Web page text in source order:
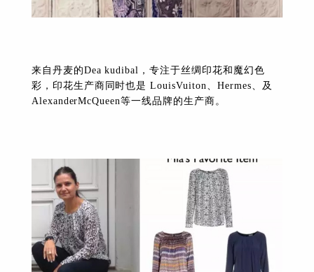
来自丹麦的Dea kudibal，专注于丝绸印花和魔幻色
彩，印花生产商同时也是 LouisVuiton、Hermes、及
AlexanderMcQueen等一线品牌的生产商。